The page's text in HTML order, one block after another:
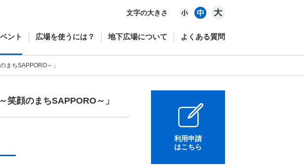
文字の大きさ
ント 広場を使うには？ 地下広場について よくある質問
まちSAPPORO～」
顔のまちSAPPORO～」
利用申請
はこちら